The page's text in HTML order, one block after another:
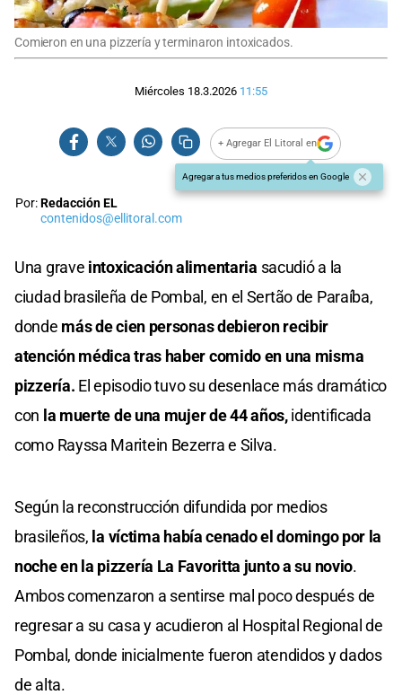
Comieron en una pizzería y terminaron intoxicados.
Miércoles 18.3.2026 11:55
+ Agregar El Litoral en
Agregar a tus medios preferidos en Google
Por:Redacción EL
contenidos@ellitoral.com
Una grave intoxicación alimentaria sacudió a la
ciudad brasileña de Pombal, en el Sertão de Paraíba,
donde más de cien personas debieron recibir
atención médica tras haber comido en una misma
pizzería. El episodio tuvo su desenlace más dramático
con la muerte de una mujer de 44 años,identificada
como Rayssa Maritein Bezerra e Silva.
Según la reconstrucción difundida por medios
brasileños, la víctima había cenado el domingo por la
noche en la pizzería La Favoritta junto a su novio.
Ambos comenzaron a sentirse mal poco después de
regresar a su casa y acudieron al Hospital Regional de
Pombal, donde inicialmente fueron atendidos y dados
de alta.